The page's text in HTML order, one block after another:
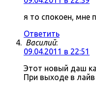
я то спокоен, мне
Ответить
Василий:
09.04.2011 в 22:51
Этот новый даш
При выходе в